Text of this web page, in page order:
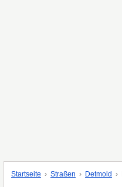
Startseite Straßen Detmold